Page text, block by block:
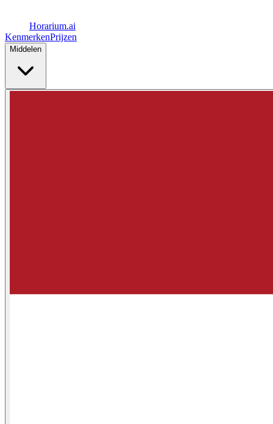
Horarium.ai
KenmerkenPrijzen
Middelen